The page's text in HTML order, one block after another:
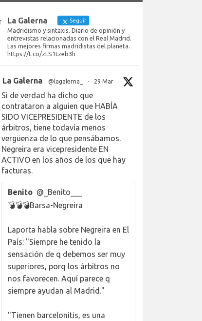
La Galerna Seguir
Madridismo y sintaxis. Diario de opinión y
entrevistas relacionadas con el Real Madrid.
Las mejores firmas madridistas del planeta.
https://t.co/zLS1tzeb3h
La Galerna @lagalerna_ · 29 Mar
Si de verdad ha dicho que
contrataron a alguien que HABÍA
SIDO VICEPRESIDENTE de los
árbitros, tiene todavía menos
vergüenza de lo que pensábamos.
Negreira era vicepresidente EN
ACTIVO en los años de los que hay
facturas.
Benito @_Benito___
💣💣💣Barsa-Negreira
Laporta habla sobre Negreira en El
País: "Siempre he tenido la
sensación de q debemos ser muy
superiores, porq los árbitros no
nos favorecen. Aquí parece q
siempre ayudan al Madrid."
"Tienen barcelonitis, es una